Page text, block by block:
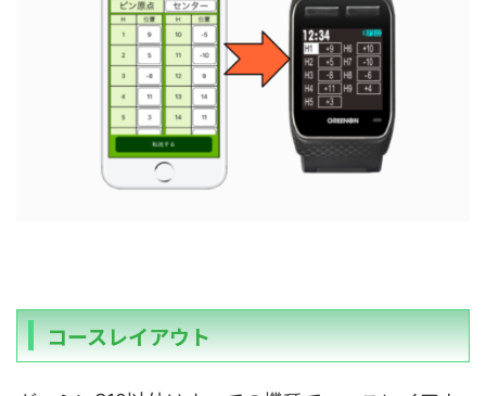
コースレイアウト